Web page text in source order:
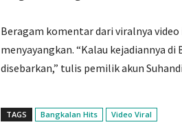
Beragam komentar dari viralnya
menyayangkan. “Kalau kejadiannya
disebarkan,” tulis pemilik akun
TAGS Bangkalan Hits Video Viral